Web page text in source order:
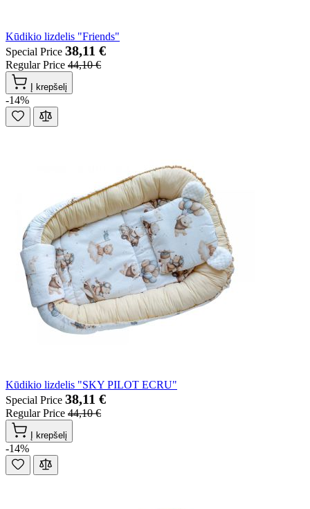
Kūdikio lizdelis "Friends"
Special Price 38,11 €
Regular Price 44,10 €
Į krepšelį
-14%
Kūdikio lizdelis "SKY PILOT ECRU"
Special Price 38,11 €
Regular Price 44,10 €
Į krepšelį
-14%